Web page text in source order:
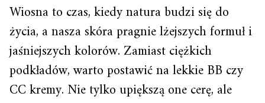
Wiosna to czas, kiedy natura budzi się do
życia, a nasza skóra pragnie lżejszych formuł i
jaśniejszych kolorów. Zamiast ciężkich
podkładów, warto postawić na lekkie BB czy
CC kremy. Nie tylko upiększą one cerę, ale